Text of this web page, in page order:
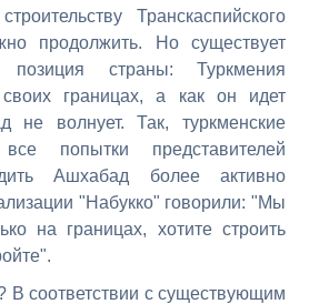
Транскаспийского
продолжить. Но существует
позиция страны: Туркмения
границах, а как он идет
не волнует. Так, туркменские
попытки представителей
Ашхабад более активно
"Набукко" говорили: "Мы
на границах, хотите строить
В соответствии с существующим